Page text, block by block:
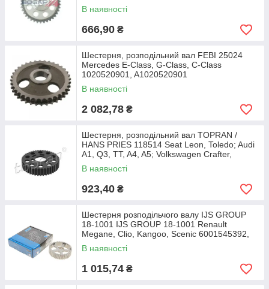
В наявності
666,90 ₴
Шестерня, розподільний вал FEBI 25024
Mercedes E-Class, G-Class, C-Class
1020520901, A1020520901
В наявності
2 082,78 ₴
Шестерня, розподільний вал TOPRAN /
HANS PRIES 118514 Seat Leon, Toledo; Audi
A1, Q3, TT, A4, A5; Volkswagen Crafter,
Scirocco,
В наявності
923,40 ₴
Шестерня розподільчого валу IJS GROUP
18-1001 IJS GROUP 18-1001 Renault
Megane, Clio, Kangoo, Scenic 6001545392,
7700107401,
В наявності
1 015,74 ₴